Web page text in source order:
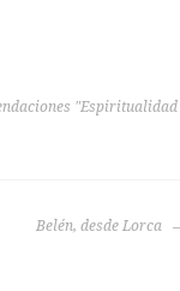
"Espiritualidad
Belén, desde Lorca